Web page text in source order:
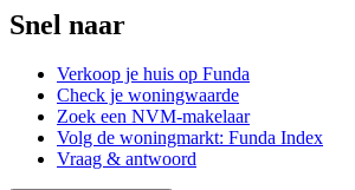
Snel naar
Verkoop je huis op Funda
Check je woningwaarde
Zoek een NVM-makelaar
Volg de woningmarkt: Funda Index
Vraag & antwoord